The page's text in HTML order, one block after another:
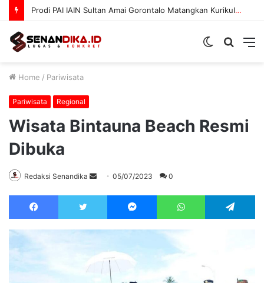
Prodi PAI IAIN Sultan Amai Gorontalo Matangkan Kurikulum OBE
Search
Switch
Home / Pariwisata
Pariwisata Regional
Wisata Bintauna Beach Resmi
Dibuka
Redaksi Senandika
Send05/07/2023 0
Facebook Twitter Messenger WhatsApp